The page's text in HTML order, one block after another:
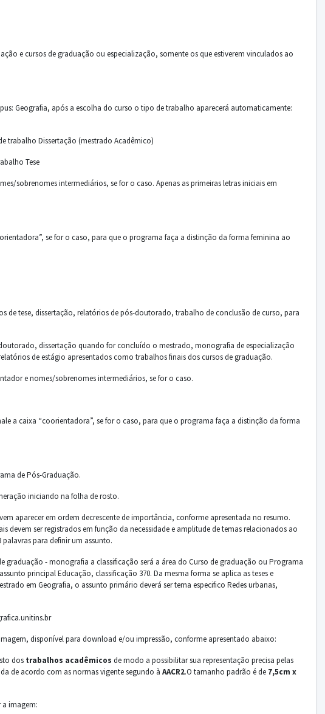
e cursos de graduação ou especialização, somente os que estiverem vinculados ao
Geografia, após a escolha do curso o tipo de trabalho aparecerá automaticamente:
trabalho Dissertação (mestrado Acadêmico)
Tese
sobrenomes intermediários, se for o caso. Apenas as primeiras letras iniciais em
se for o caso, para que o programa faça a distinção da forma feminina ao
de tese, dissertação, relatórios de pós-doutorado, trabalho de conclusão de curso, para
dissertação quando for concluído o mestrado, monografia de especialização
de estágio apresentados como trabalhos finais dos cursos de graduação.
e nomes/sobrenomes intermediários, se for o caso.
a caixa “coorientadora”, se for o caso, para que o programa faça a distinção da forma
de Pós-Graduação.
iniciando na folha de rosto.
aparecer em ordem decrescente de importância, conforme apresentada no resumo.
ser registrados em função da necessidade e amplitude de temas relacionados ao
para definir um assunto.
graduação - monografia a classificação será a área do Curso de graduação ou Programa
principal Educação, classificação 370. Da mesma forma se aplica as teses e
em Geografia, o assunto primário deverá ser tema especifico Redes urbanas,
disponível para download e/ou impressão, conforme apresentado abaixo:
dos trabalhos acadêmicos de modo a possibilitar sua representação precisa pelas
de acordo com as normas vigente segundo à AACR2.O tamanho padrão é de 7,5cm x
a imagem: